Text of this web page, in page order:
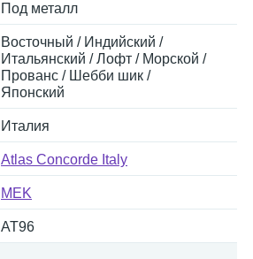
Под металл
Восточный / Индийский /
Итальянский / Лофт / Морской /
Прованс / Шебби шик /
Японский
Италия
Atlas Concorde Italy
MEK
AT96